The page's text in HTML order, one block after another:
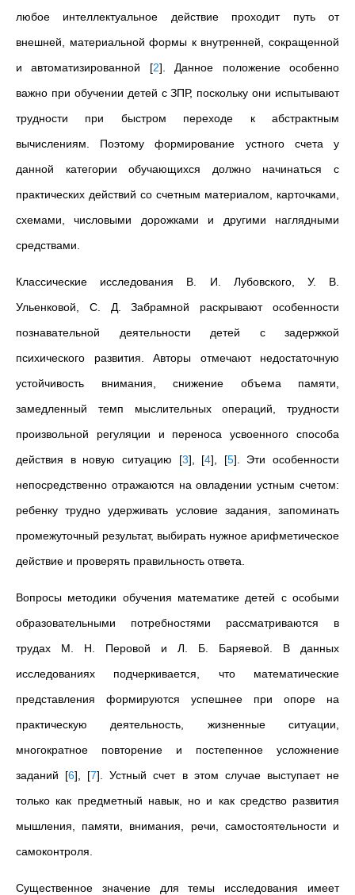
любое интеллектуальное действие проходит путь от
внешней, материальной формы к внутренней, сокращенной
и автоматизированной [2] . Данное положение особенно
важно при обучении детей с ЗПР, поскольку они испытывают
трудности при быстром переходе к абстрактным
вычислениям. Поэтому формирование устного счета у
данной категории обучающихся должно начинаться с
практических действий со счетным материалом, карточками,
схемами, числовыми дорожками и другими наглядными
средствами.
Классические исследования В. И. Лубовского, У. В.
Ульенковой, С. Д. Забрамной раскрывают особенности
познавательной деятельности детей с задержкой
психического развития. Авторы отмечают недостаточную
устойчивость внимания, снижение объема памяти,
замедленный темп мыслительных операций, трудности
произвольной регуляции и переноса усвоенного способа
действия в новую ситуацию [3] [4] [5] . Эти особенности
непосредственно отражаются на овладении устным счетом:
ребенку трудно удерживать условие задания, запоминать
промежуточный результат, выбирать нужное арифметическое
действие и проверять правильность ответа.
Вопросы методики обучения математике детей с особыми
образовательными потребностями рассматриваются в
трудах М. Н. Перовой и Л. Б. Баряевой. В данных
исследованиях подчеркивается, что математические
представления формируются успешнее при опоре на
практическую деятельность, жизненные ситуации,
многократное повторение и постепенное усложнение
заданий [6] [7] . Устный счет в этом случае выступает не
только как предметный навык, но и как средство развития
мышления, памяти, внимания, речи, самостоятельности и
самоконтроля.
Существенное значение для темы исследования имеет